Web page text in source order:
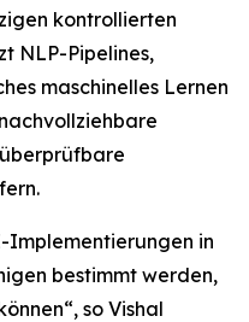
kontrollierten
NLP-Pipelines,
maschinelles Lernen
in
bestimmt werden,
so Vishal